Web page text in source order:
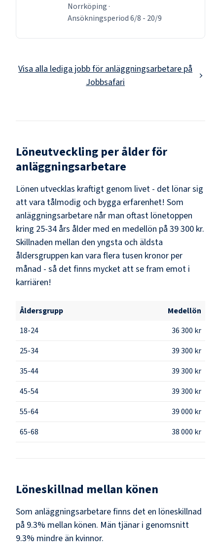
Norrköping ·
Ansökningsperiod6/8 - 20/9
Visa alla lediga jobb för anläggningsarbetare på
Jobbsafari
Löneutveckling per ålder för
anläggningsarbetare
Lönen utvecklas kraftigt genom livet - det lönar sig
att vara tålmodig och bygga erfarenhet! Som
anläggningsarbetare når man oftast lönetoppen
kring 25-34 års ålder med en medellön på 39 300 kr.
Skillnaden mellan den yngsta och äldsta
åldersgruppen kan vara flera tusen kronor per
månad - så det finns mycket att se fram emot i
karriären!
Åldersgrupp
Medellön
18-24
36 300 kr
25-34
39 300 kr
35-44
39 300 kr
45-54
39 300 kr
55-64
39 000 kr
65-68
38 000 kr
Löneskillnad mellan könen
Som anläggningsarbetarefinns det en löneskillnad
på 9.3% mellan könen. Män tjänar i genomsnitt
9.3% mindre än kvinnor.